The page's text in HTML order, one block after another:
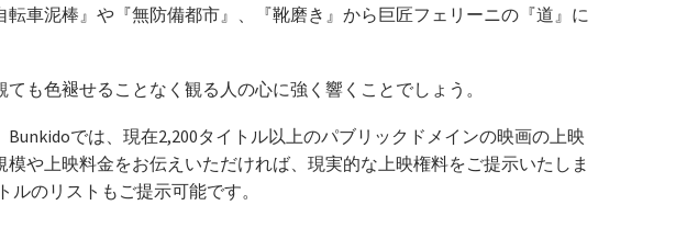
車泥棒』や『無防備都市』、『靴磨き』から巨匠フェリーニの『道』に
も色褪せることなく観る人の心に強く響くことでしょう。
では、現在2,200タイトル以上のパブリックドメインの映画の上映
や上映料金をお伝えいただければ、現実的な上映権料をご提示いたしま
のリストもご提示可能です。